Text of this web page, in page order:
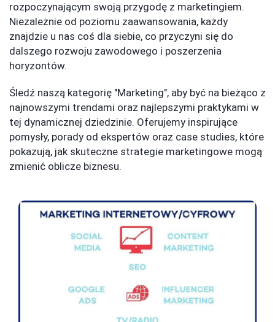
rozpoczynającym swoją przygodę z marketingiem.
Niezależnie od poziomu zaawansowania, każdy
znajdzie u nas coś dla siebie, co przyczyni się do
dalszego rozwoju zawodowego i poszerzenia
horyzontów.
Śledź naszą kategorię "Marketing", aby być na bieżąco z
najnowszymi trendami oraz najlepszymi praktykami w
tej dynamicznej dziedzinie. Oferujemy inspirujące
pomysły, porady od ekspertów oraz case studies, które
pokazują, jak skuteczne strategie marketingowe mogą
zmienić oblicze biznesu.